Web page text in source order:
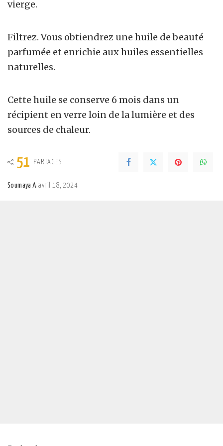
vierge.
Filtrez. Vous obtiendrez une huile de beauté
parfumée et enrichie aux huiles essentielles
naturelles.
Cette huile se conserve 6 mois dans un
récipient en verre loin de la lumière et des
sources de chaleur.
51 PARTAGES
Posted
Soumaya A avril 18, 2024